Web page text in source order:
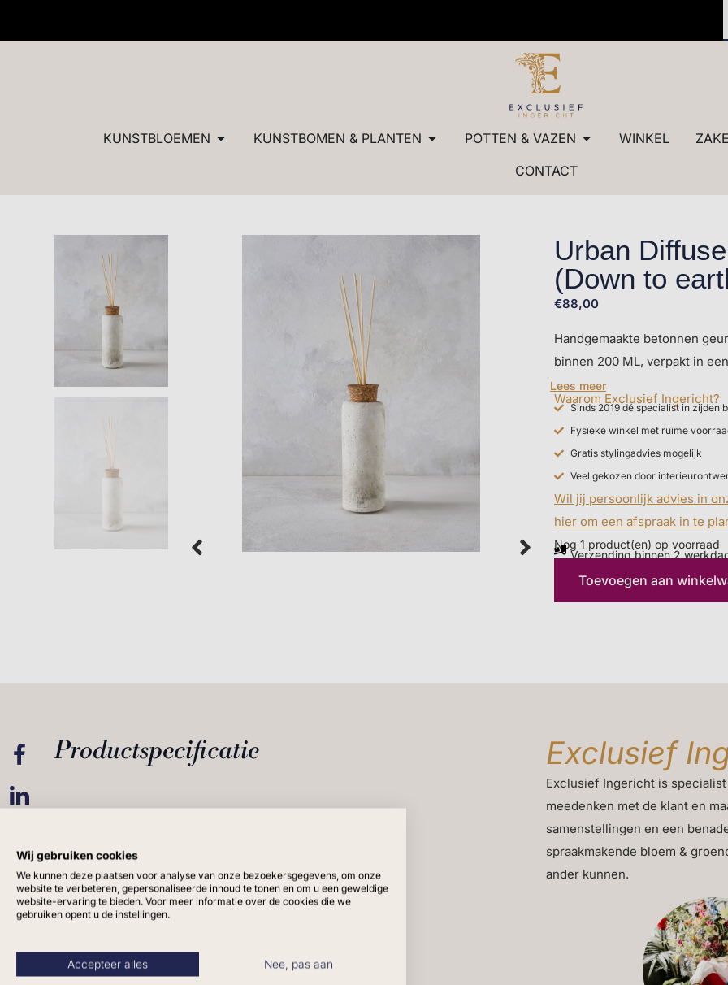
✓
KUNSTBLOEMEN KUNSTBOMEN & PLANTEN POTTEN & VAZEN WINKEL
CONTACT
Urban
(Down to
€88,00
Handgemaakte betonnen
binnen 200 ML, verpakt in
geschenkdoos. Verkrijgbaar in
Lees meer
Waarom Exclusief Ingericht?
Sinds 2019 dé specialist in zijden
Fysieke winkel met ruime
Gratis stylingadvies mogelijk
Veel gekozen door
Wil jij persoonlijk advies in
hier om een afspraak in te
Nog 1 product(en) op voorraad
Verzending binnen 2
Toevoegen aan
Productspecificatie Exclusief
Exclusief Ingericht is
meedenken met de klant en
samenstellingen en een
spraakmakende bloem &
ander kunnen.
Wij gebruiken cookies
We kunnen deze plaatsen voor analyse van onze bezoekersgegevens, om onze
website te verbeteren, gepersonaliseerde inhoud te tonen en om u een geweldige
website-ervaring te bieden. Voor meer informatie over de cookies die we
gebruiken opent u de instellingen.
Accepteer alles Nee, pas aan